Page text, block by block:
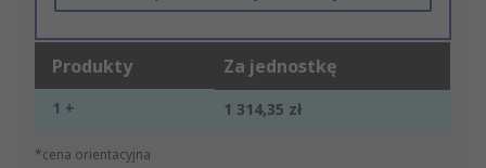
Produkty Za jednostkę
1 + 1 314,35 zł
*cena orientacyjna